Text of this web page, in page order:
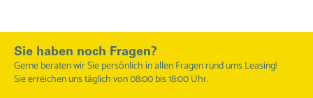
Sie haben noch Fragen?
Gerne beraten wir Sie persönlich in allen Fragen rund ums Leasing!
Sie erreichen uns täglich von 08:00 bis 18:00 Uhr.